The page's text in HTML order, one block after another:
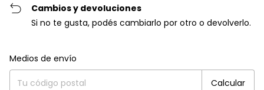
Cambios y devoluciones
Si no te gusta, podés cambiarlo por otro o devolverlo.
Entregas para el CP:
Medios de envío
Calcular